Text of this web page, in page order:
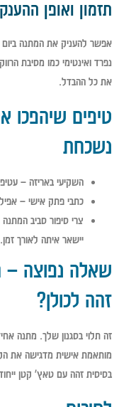
תזמון ואופן
אפשר להעניק את המתנה ביום
נפרד ואינטימי כמו מסיבת
את כל ההבדל.
טיפים שיהפכו
נשכחת
השקיעי באריזה –
כתבי פתק אישי –
צרי סיפור סביב
יישאר איתה לאורך זמן.
שאלה נפוצה –
זהה לכולן?
זה תלוי בסגנון שלך. מתנה
מותאמת אישית מדגישה את
בסיסית זהה עם טאץ' קטן